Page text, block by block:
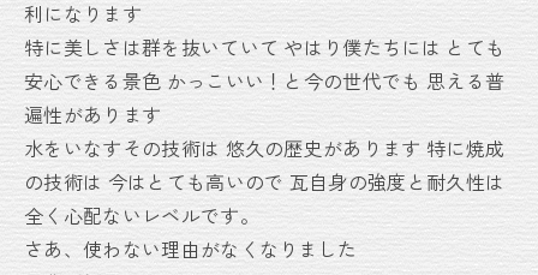
利になります
特に美しさは群を抜いていて やはり僕たちには とても
安心できる景色 かっこいい！と今の世代でも 思える普
遍性があります
水をいなすその技術は 悠久の歴史があります 特に焼成
の技術は 今はとても高いので 瓦自身の強度と耐久性は
全く心配ないレベルです。
さあ、使わない理由がなくなりました